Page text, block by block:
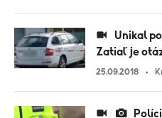
Zatiaľ je
25.09.2018